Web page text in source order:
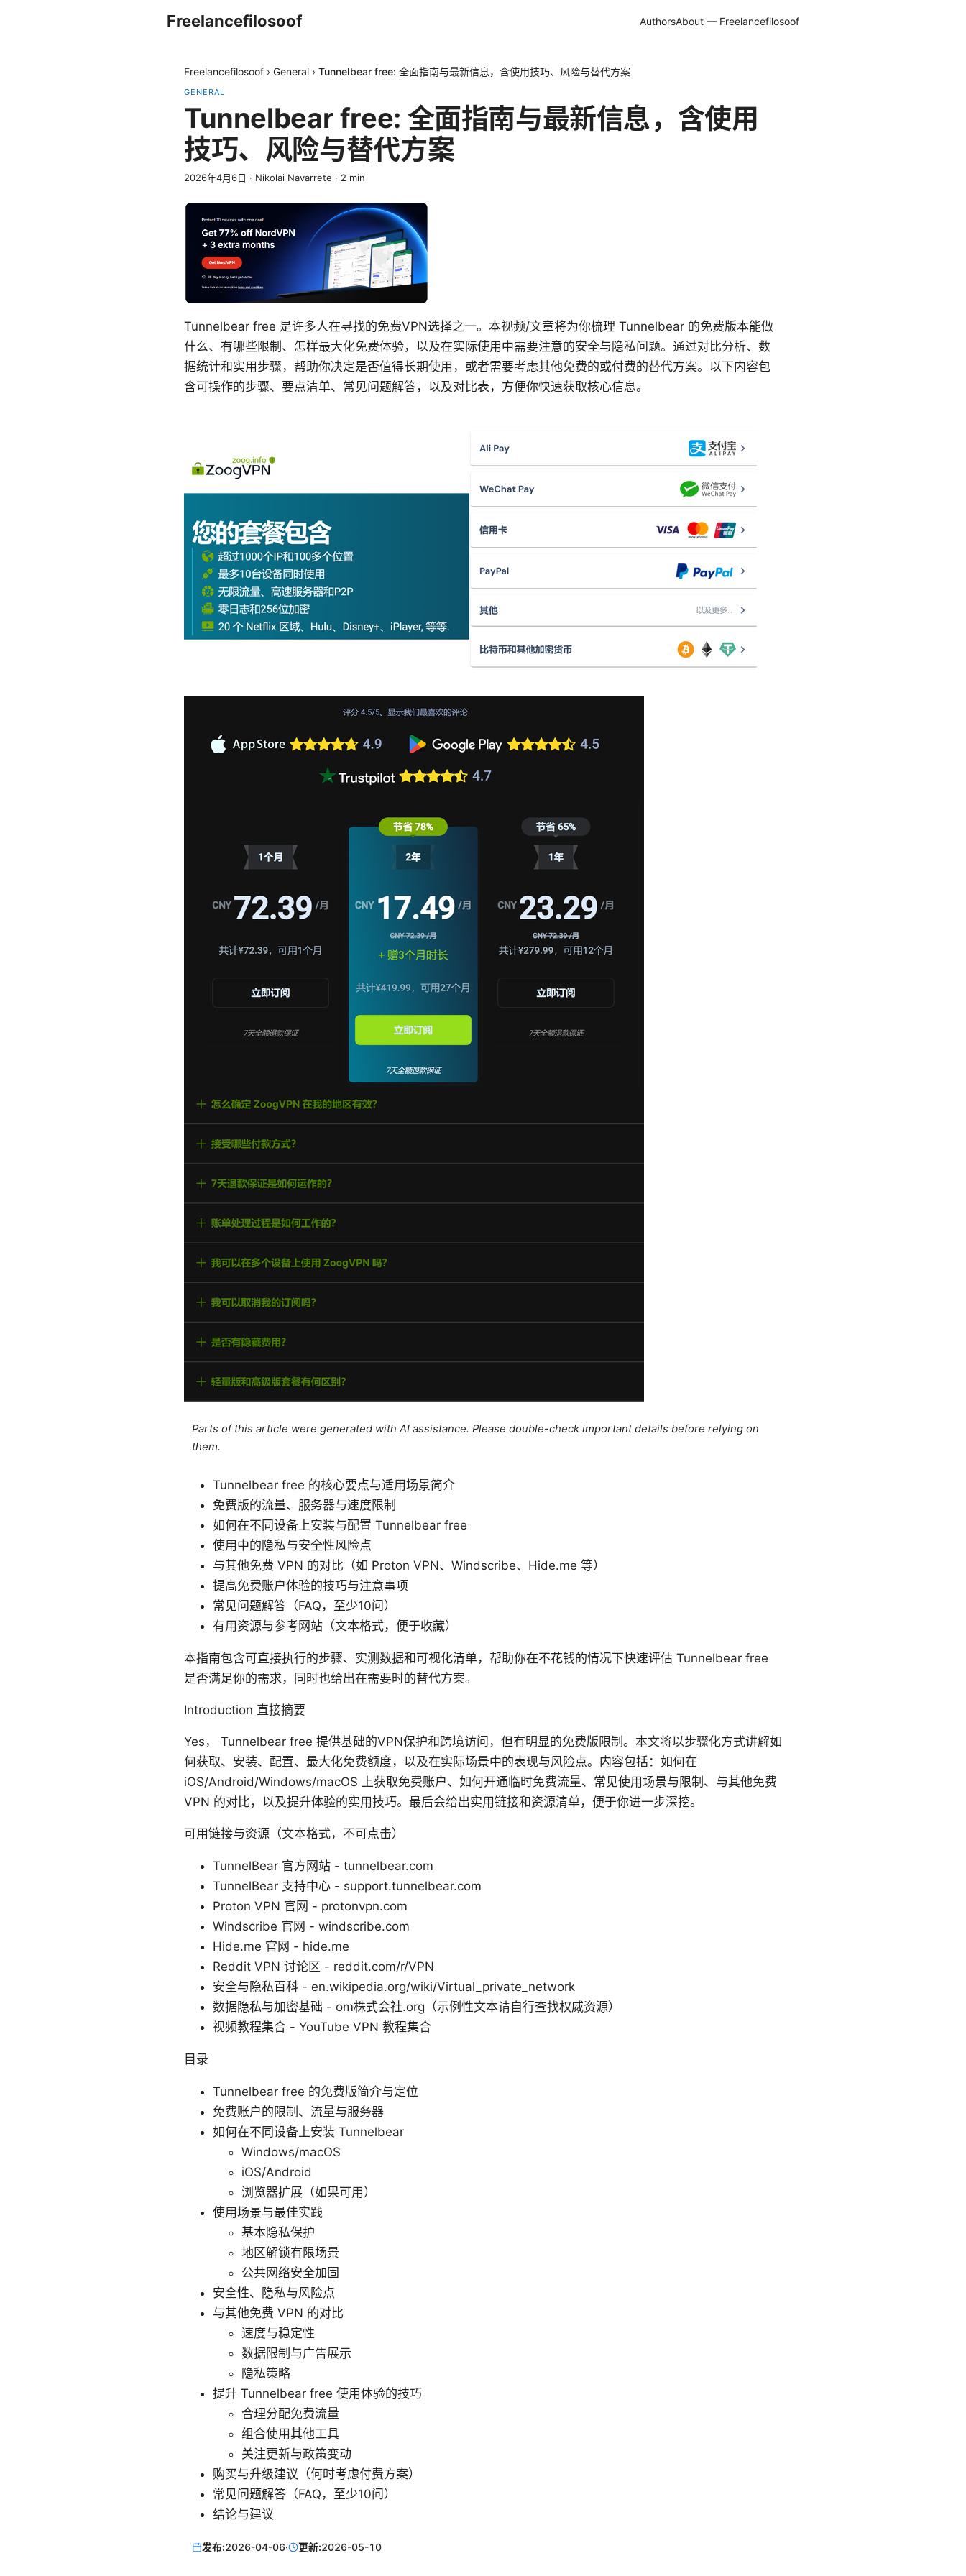
Freelancefilosoof AuthorsAbout — Freelancefilosoof
Freelancefilosoof › General › Tunnelbear free: 全面指南与最新信息，含使用技巧、风险与替代方案
GENERAL
Tunnelbear free: 全面指南与最新信息，含使用
技巧、风险与替代方案
2026年4月6日 · Nikolai Navarrete · 2 min
Tunnelbear free 是许多人在寻找的免费VPN选择之一。本视频/文章将为你梳理 Tunnelbear 的免费版本能做
什么、有哪些限制、怎样最大化免费体验，以及在实际使用中需要注意的安全与隐私问题。通过对比分析、数
据统计和实用步骤，帮助你决定是否值得长期使用，或者需要考虑其他免费的或付费的替代方案。以下内容包
含可操作的步骤、要点清单、常见问题解答，以及对比表，方便你快速获取核心信息。
Parts of this article were generated with AI assistance. Please double-check important details before relying on
them.
Tunnelbear free 的核心要点与适用场景简介
免费版的流量、服务器与速度限制
如何在不同设备上安装与配置 Tunnelbear free
使用中的隐私与安全性风险点
与其他免费 VPN 的对比（如 Proton VPN、Windscribe、Hide.me 等）
提高免费账户体验的技巧与注意事项
常见问题解答（FAQ，至少10问）
有用资源与参考网站（文本格式，便于收藏）
本指南包含可直接执行的步骤、实测数据和可视化清单，帮助你在不花钱的情况下快速评估 Tunnelbear free
是否满足你的需求，同时也给出在需要时的替代方案。
Introduction 直接摘要
Yes， Tunnelbear free 提供基础的VPN保护和跨境访问，但有明显的免费版限制。本文将以步骤化方式讲解如
何获取、安装、配置、最大化免费额度，以及在实际场景中的表现与风险点。内容包括：如何在
iOS/Android/Windows/macOS 上获取免费账户、如何开通临时免费流量、常见使用场景与限制、与其他免费
VPN 的对比，以及提升体验的实用技巧。最后会给出实用链接和资源清单，便于你进一步深挖。
可用链接与资源（文本格式，不可点击）
TunnelBear 官方网站 - tunnelbear.com
TunnelBear 支持中心 - support.tunnelbear.com
Proton VPN 官网 - protonvpn.com
Windscribe 官网 - windscribe.com
Hide.me 官网 - hide.me
Reddit VPN 讨论区 - reddit.com/r/VPN
安全与隐私百科 - en.wikipedia.org/wiki/Virtual_private_network
数据隐私与加密基础 - om株式会社.org（示例性文本请自行查找权威资源）
视频教程集合 - YouTube VPN 教程集合
目录
Tunnelbear free 的免费版简介与定位
免费账户的限制、流量与服务器
如何在不同设备上安装 Tunnelbear
Windows/macOS
iOS/Android
浏览器扩展（如果可用）
使用场景与最佳实践
基本隐私保护
地区解锁有限场景
公共网络安全加固
安全性、隐私与风险点
与其他免费 VPN 的对比
速度与稳定性
数据限制与广告展示
隐私策略
提升 Tunnelbear free 使用体验的技巧
合理分配免费流量
组合使用其他工具
关注更新与政策变动
购买与升级建议（何时考虑付费方案）
常见问题解答（FAQ，至少10问）
结论与建议
发布:2026-04-06· 更新:2026-05-10